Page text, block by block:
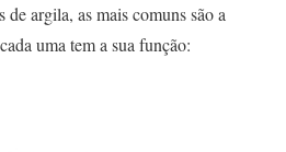
argila, as mais comuns são a
uma tem a sua função: